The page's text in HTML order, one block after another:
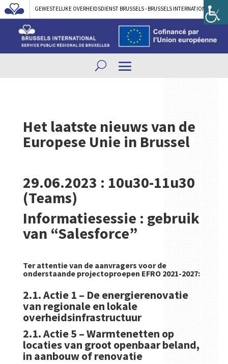
GEWESTELIJKE OVERHEIDSDIENST BRUSSELS - BRUSSELS INTERNATIONAL
Het laatste nieuws van de
Europese Unie in Brussel
29.06.2023 : 10u30-11u30
(Teams)
Informatiesessie : gebruik
van “Salesforce”
Ter attentie van de aanvragers voor de
onderstaande projectoproepen EFRO 2021-2027:
2.1. Actie 1 – De energierenovatie
van regionale en lokale
overheidsinfrastructuur
2.1. Actie 5 – Warmtenetten op
locaties van groot openbaar beland,
in aanbouw of renovatie